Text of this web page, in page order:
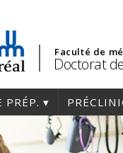
Faculté de
Doctorat
PRÉP.